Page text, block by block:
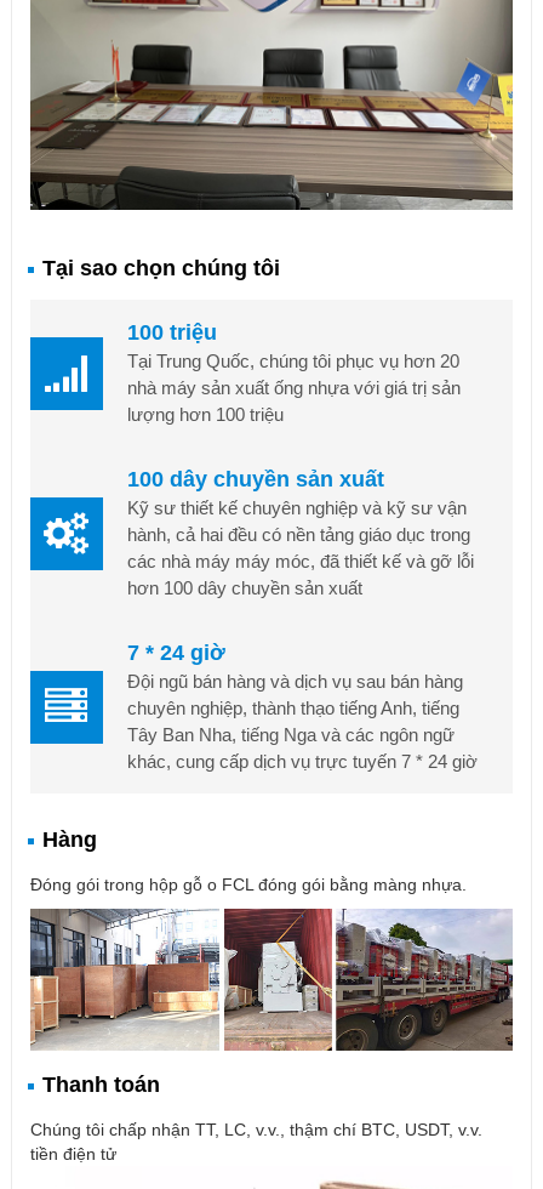
Tại sao chọn chúng tôi
100 triệu
Tại Trung Quốc, chúng tôi phục vụ hơn 20
nhà máy sản xuất ống nhựa với giá trị sản
lượng hơn 100 triệu
100 dây chuyền sản xuất
Kỹ sư thiết kế chuyên nghiệp và kỹ sư vận
hành, cả hai đều có nền tảng giáo dục trong
các nhà máy máy móc, đã thiết kế và gỡ lỗi
hơn 100 dây chuyền sản xuất
7 * 24 giờ
Đội ngũ bán hàng và dịch vụ sau bán hàng
chuyên nghiệp, thành thạo tiếng Anh, tiếng
Tây Ban Nha, tiếng Nga và các ngôn ngữ
khác, cung cấp dịch vụ trực tuyến 7 * 24 giờ
Hàng
Đóng gói trong hộp gỗ o FCL đóng gói bằng màng nhựa.
Thanh toán
Chúng tôi chấp nhận TT, LC, v.v., thậm chí BTC, USDT, v.v.
tiền điện tử